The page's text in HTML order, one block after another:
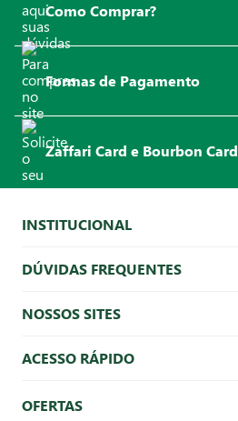
Como Comprar?
Formas de Pagamento
Zaffari Card e Bourbon Card
INSTITUCIONAL
DÚVIDAS FREQUENTES
NOSSOS SITES
ACESSO RÁPIDO
OFERTAS